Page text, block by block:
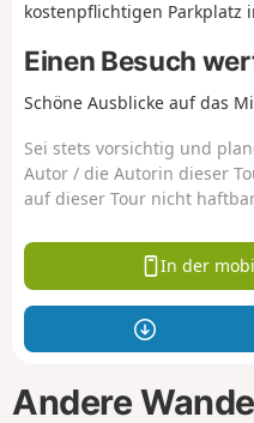
kostenpflichtigen Parkplatz
Einen Besuch
Schöne Ausblicke auf das
Sei stets vorsichtig und
Autor / die Autorin dieser
auf dieser Tour nicht
In der
Andere